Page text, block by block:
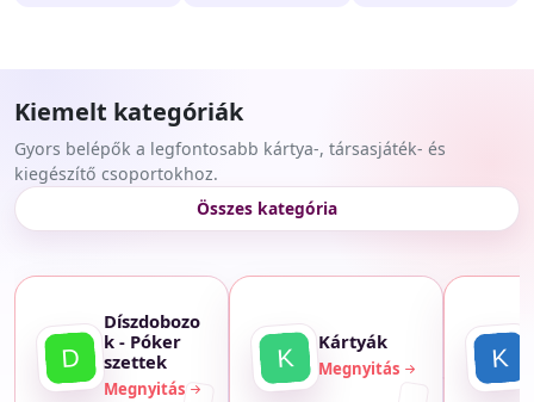
Kiemelt kategóriák
Gyors belépők a legfontosabb kártya-, társasjáték- és
kiegészítő csoportokhoz.
Összes kategória
Díszdobozo
k - Póker
szettek
Megnyitás
Kártyák
Megnyitás